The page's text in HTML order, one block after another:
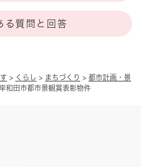
> くらし > まちづくり > 都市計画・景
和田市都市景観賞表彰物件
る質問と回答